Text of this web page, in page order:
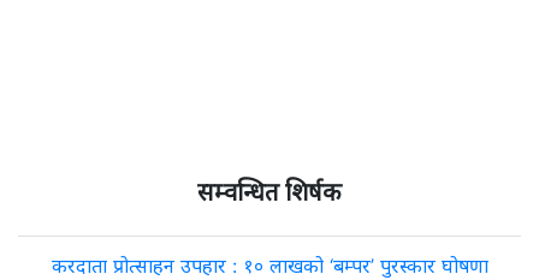
सम्वन्धित शिर्षक
करदाता प्रोत्साहन उपहार : १० लाखको ‘बम्पर’ पुरस्कार घोषणा